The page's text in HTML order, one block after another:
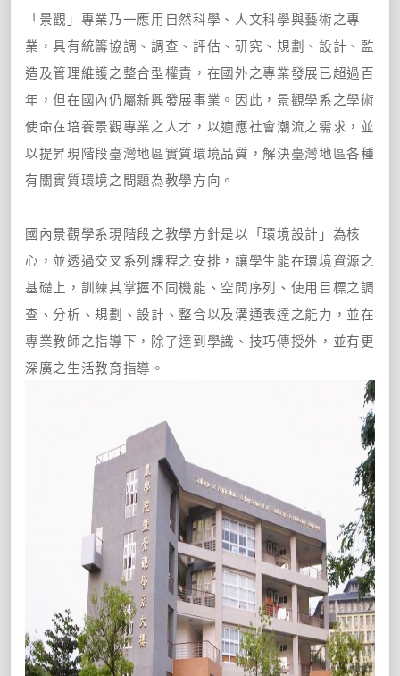
「景觀」專業乃一應用自然科學、人文科學與藝術之專
業，具有統籌協調、調查、評估、研究、規劃、設計、監
造及管理維護之整合型權責，在國外之專業發展已超過百
年，但在國內仍屬新興發展事業。因此，景觀學系之學術
使命在培養景觀專業之人才，以適應社會潮流之需求，並
以提昇現階段臺灣地區實質環境品質，解決臺灣地區各種
有關實質環境之問題為教學方向。
國內景觀學系現階段之教學方針是以「環境設計」為核
心，並透過交叉系列課程之安排，讓學生能在環境資源之
基礎上，訓練其掌握不同機能、空間序列、使用目標之調
查、分析、規劃、設計、整合以及溝通表達之能力，並在
專業教師之指導下，除了達到學識、技巧傳授外，並有更
深廣之生活教育指導。